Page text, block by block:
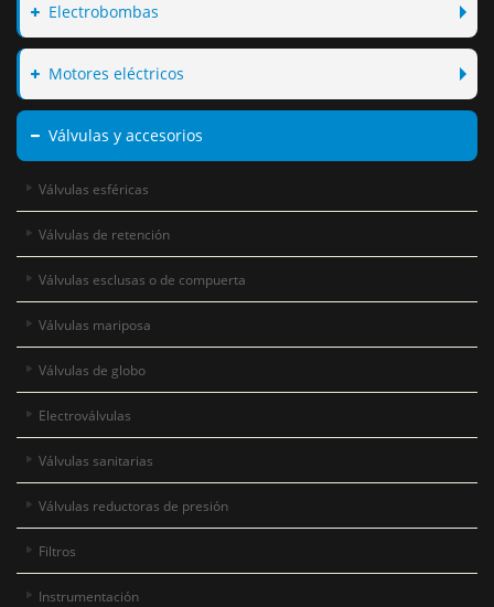
Electrobombas
Motores eléctricos
Válvulas y accesorios
Válvulas esféricas
Válvulas de retención
Válvulas esclusas o de compuerta
Válvulas mariposa
Válvulas de globo
Electroválvulas
Válvulas sanitarias
Válvulas reductoras de presión
Filtros
Instrumentación